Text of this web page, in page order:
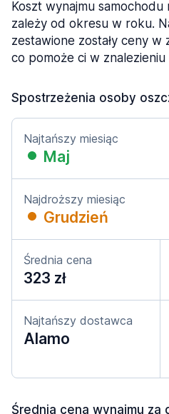
Koszt wynajmu samochodu
zależy od okresu w roku.
zestawione zostały ceny w
co pomoże ci w
Spostrzeżenia osoby
Najtańszy miesiąc
Maj
Najdroższy miesiąc
Grudzień
Średnia cena
323 zł
Najtańszy dostawca
Alamo
Średnia cena wynajmu za